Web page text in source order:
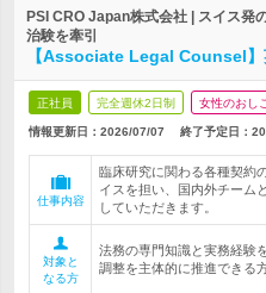
PSI CRO Japan株式会社 | スイス発
治験を牽引
【Associate Legal Counsel】
正社員 完全週休2日制 女性のおし
情報更新日：2026/07/07 終了予定日：
仕事内容
臨床研究に関わる各種契約
イスを担い、国内外チーム
していただきます。
対象と
なる方
法務の専門知識と実務経験
調整を主体的に推進できる